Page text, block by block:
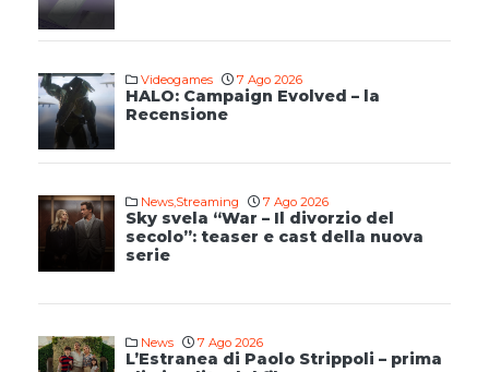
Videogames 7 Ago 2026
HALO: Campaign Evolved – la
Recensione
News,Streaming 7 Ago 2026
Sky svela “War – Il divorzio del
secolo”: teaser e cast della nuova
serie
News 7 Ago 2026
L’Estranea di Paolo Strippoli – prima